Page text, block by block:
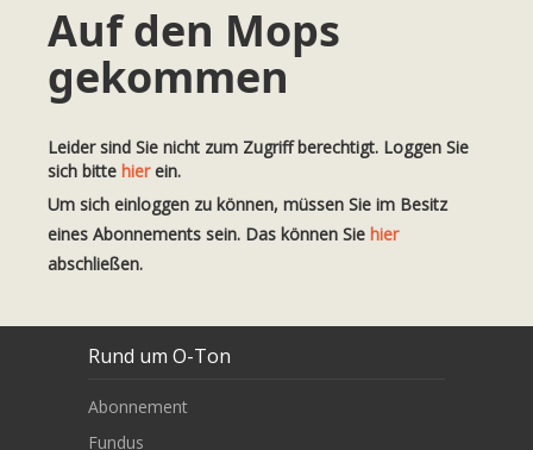
Auf den Mops
gekommen
Leider sind Sie nicht zum Zugriff berechtigt. Loggen Sie
sich bitte hierein.
Um sich einloggen zu können, müssen Sie im Besitz
eines Abonnements sein. Das können Sie hier
abschließen.
Rund um O-Ton
Abonnement
Fundus